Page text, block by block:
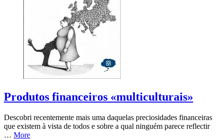
Produtos financeiros «multiculturais»
Descobri recentemente mais uma daquelas preciosidades financeiras
que existem à vista de todos e sobre a qual ninguém parece reflectir
… More